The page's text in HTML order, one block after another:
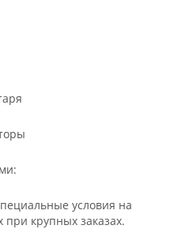
условия на
при крупных заказах.